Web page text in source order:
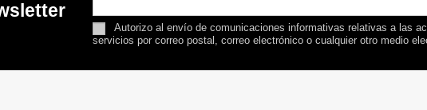
Autorizo al envío de comunicaciones informativas relativas a las
servicios por correo postal, correo electrónico o cualquier otro medio